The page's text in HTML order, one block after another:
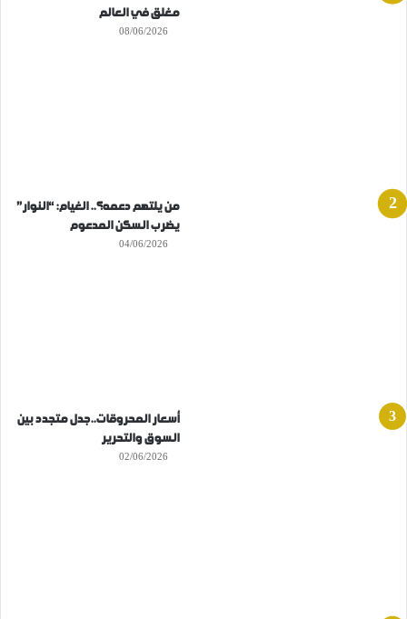
مغلق في العالم
08/06/2026
من يلتهم دعمه؟.. الغيام: “النوار”
يضرب السكن المدعوم
04/06/2026
أسعار المحروقات..جدل متجدد بين
السوق والتحرير
02/06/2026